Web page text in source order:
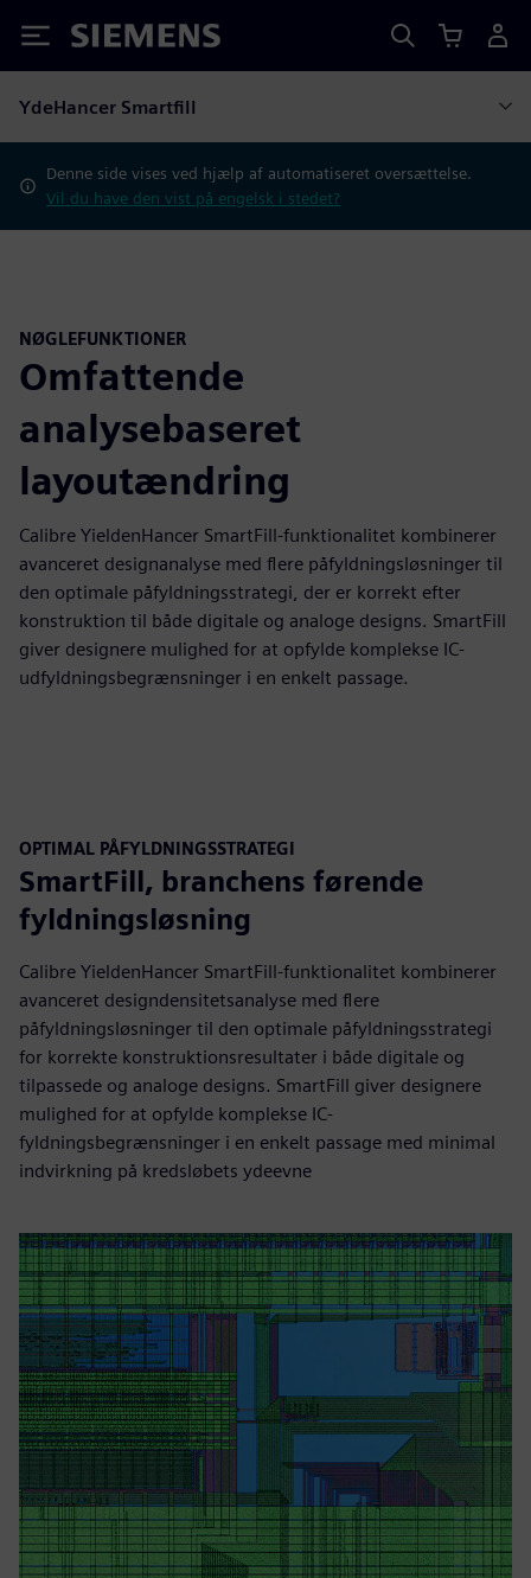
Siemens
YdeHancer Smartfill
Denne side vises ved hjælp af automatiseret oversættelse.
Vil du have den vist på engelsk i stedet?
NØGLEFUNKTIONER
Omfattende
analysebaseret
layoutændring
Calibre YieldenHancer SmartFill-funktionalitet kombinerer
avanceret designanalyse med flere påfyldningsløsninger til
den optimale påfyldningsstrategi, der er korrekt efter
konstruktion til både digitale og analoge designs. SmartFill
giver designere mulighed for at opfylde komplekse IC-
udfyldningsbegrænsninger i en enkelt passage.
OPTIMAL PÅFYLDNINGSSTRATEGI
SmartFill, branchens førende
fyldningsløsning
Calibre YieldenHancer SmartFill-funktionalitet kombinerer
avanceret designdensitetsanalyse med flere
påfyldningsløsninger til den optimale påfyldningsstrategi
for korrekte konstruktionsresultater i både digitale og
tilpassede og analoge designs. SmartFill giver designere
mulighed for at opfylde komplekse IC-
fyldningsbegrænsninger i en enkelt passage med minimal
indvirkning på kredsløbets ydeevne